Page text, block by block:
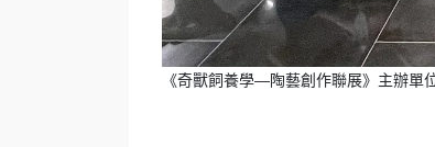
《奇獸飼養學—陶藝創作聯展》主辦單